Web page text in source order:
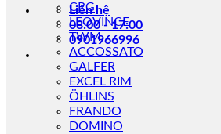
Liên hệ
08:00 - 17:00
0901966996
CRG
LEOVINCE
TWM
ACCOSSATO
GALFER
EXCEL RIM
ÖHLINS
FRANDO
DOMINO